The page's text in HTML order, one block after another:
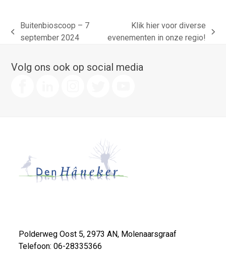
previous
Buitenbioscoop – 7
september 2024
next
Klik hier voor diverse
evenementen in onze regio!
Volg ons ook op social media
Polderweg Oost 5, 2973 AN, Molenaarsgraaf
Telefoon: 06-28335366